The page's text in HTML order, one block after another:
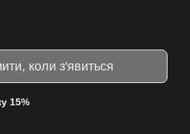
коли з'явиться
15%